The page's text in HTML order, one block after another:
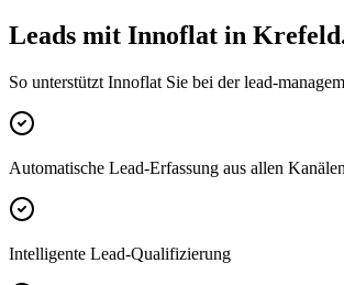
Leads mit Innoflat in
So unterstützt Innoflat Sie bei der lead-
Automatische Lead-Erfassung aus allen Kanälen
Intelligente Lead-Qualifizierung